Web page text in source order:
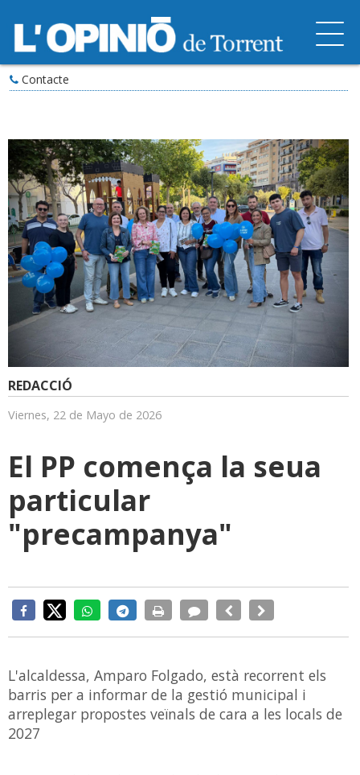
Contacte
REDACCIÓ
Viernes, 22 de Mayo de 2026
El PP comença la seua
particular
"precampanya"
L'alcaldessa, Amparo Folgado, està recorrent els
barris per a informar de la gestió municipal i
arreplegar propostes veïnals de cara a les locals de
2027